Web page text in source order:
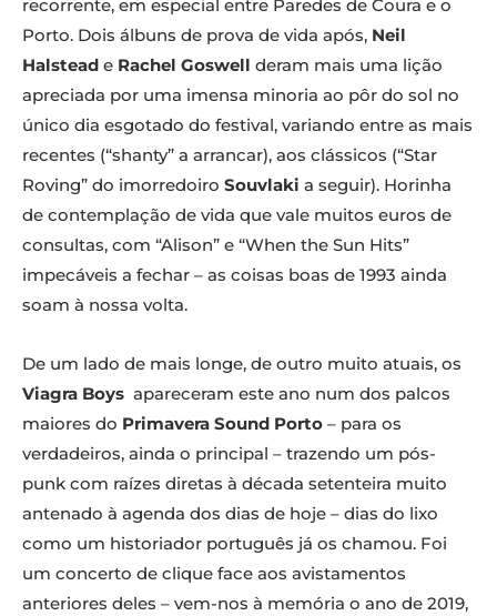
recorrente, em especial entre Paredes de Coura e o
Porto. Dois álbuns de prova de vida após, Neil
Halstead e Rachel Goswell deram mais uma lição
apreciada por uma imensa minoria ao pôr do sol no
único dia esgotado do festival, variando entre as mais
recentes (“shanty” a arrancar), aos clássicos (“Star
Roving” do imorredoiro Souvlaki a seguir). Horinha
de contemplação de vida que vale muitos euros de
consultas, com “Alison” e “When the Sun Hits”
impecáveis a fechar – as coisas boas de 1993 ainda
soam à nossa volta.
De um lado de mais longe, de outro muito atuais, os
Viagra Boys apareceram este ano num dos palcos
maiores do Primavera Sound Porto – para os
verdadeiros, ainda o principal – trazendo um pós-
punk com raízes diretas à década setenteira muito
antenado à agenda dos dias de hoje – dias do lixo
como um historiador português já os chamou. Foi
um concerto de clique face aos avistamentos
anteriores deles – vem-nos à memória o ano de 2019,